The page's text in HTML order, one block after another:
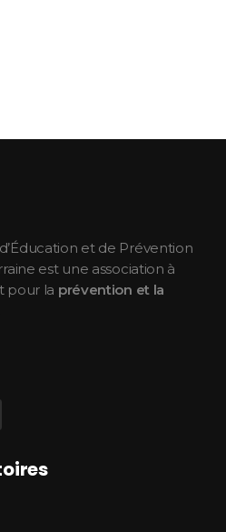
et de Prévention
est une association à
pour la prévention et la